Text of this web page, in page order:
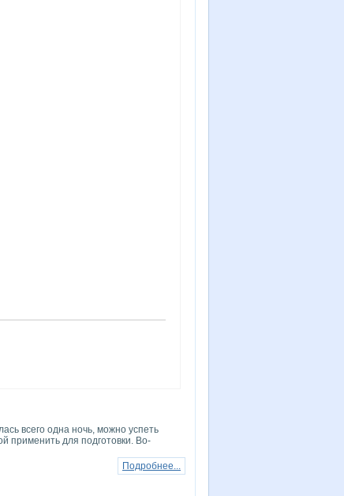
всего одна ночь, можно успеть
применить для подготовки. Во-
Подробнее...